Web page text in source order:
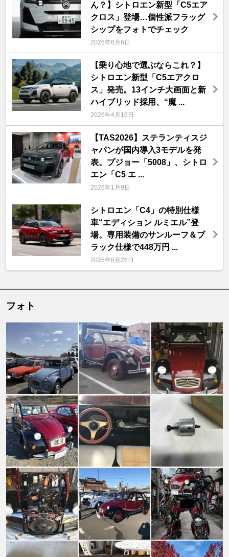
ん？】シトロエン新型「C5エア
クロス」登場…個性派フラッグ
シップをフォトでチェック
2026年6月6日
【乗り心地で選ぶならこれ？】
シトロエン新型「C5エアクロ
ス」発売。13インチ大画面と新
ハイブリッド採用、“魔 ...
2026年4月16日
【TAS2026】ステランティスジ
ャパンが国内導入3モデルを発
表。プジョー「5008」、シトロ
エン「C5 エ ...
2026年1月9日
シトロエン「C4」の特別仕様
車“エディション ルミエル”登
場。専用装備のサンルーフ＆ブ
ラック仕様で448万円 ...
2025年8月26日
フォト